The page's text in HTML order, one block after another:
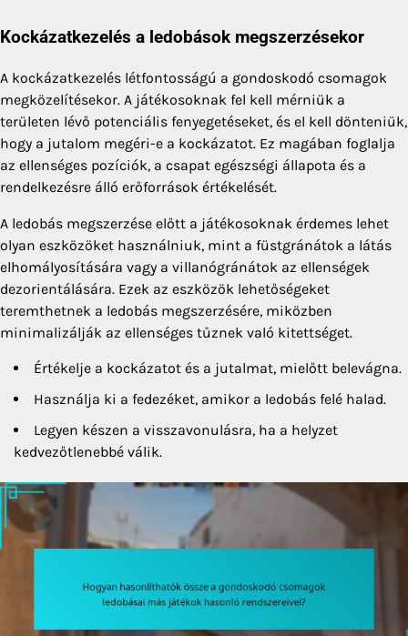
Kockázatkezelés a ledobások megszerzésekor
A kockázatkezelés létfontosságú a gondoskodó csomagok
megközelítésekor. A játékosoknak fel kell mérniük a
területen lévő potenciális fenyegetéseket, és el kell dönteniük,
hogy a jutalom megéri-e a kockázatot. Ez magában foglalja
az ellenséges pozíciók, a csapat egészségi állapota és a
rendelkezésre álló erőforrások értékelését.
A ledobás megszerzése előtt a játékosoknak érdemes lehet
olyan eszközöket használniuk, mint a füstgránátok a látás
elhomályosítására vagy a villanógránátok az ellenségek
dezorientálására. Ezek az eszközök lehetőségeket
teremthetnek a ledobás megszerzésére, miközben
minimalizálják az ellenséges tűznek való kitettséget.
Értékelje a kockázatot és a jutalmat, mielőtt belevágna.
Használja ki a fedezéket, amikor a ledobás felé halad.
Legyen készen a visszavonulásra, ha a helyzet
kedvezőtlenebbé válik.